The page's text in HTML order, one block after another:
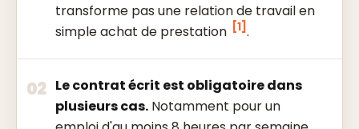
transforme pas une relation de travail en
simple achat de prestation
[1] .
02 Le contrat écrit est obligatoire dans
plusieurs cas. Notamment pour un